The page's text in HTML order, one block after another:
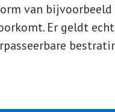
van bijvoorbeeld
Er geldt